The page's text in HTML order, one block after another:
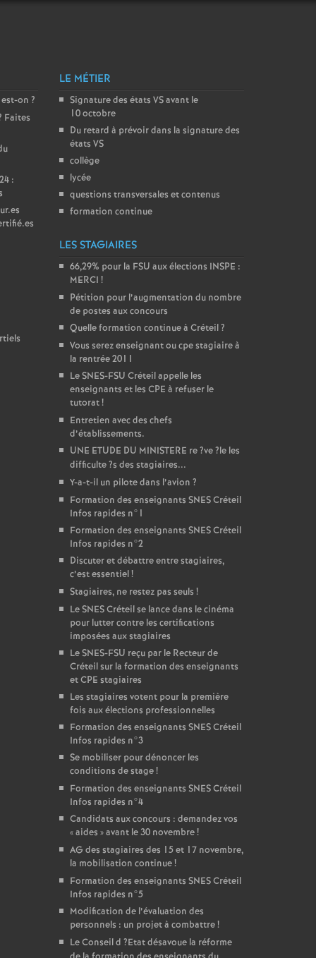
on ?
Faites
:
LE MÉTIER
Signature des états VSavant le
10 octobre
Du retard à prévoir dans la signature des
états VS
collège
lycée
questions transversales et contenus
formation continue
LES STAGIAIRES
66,29% pour la FSU aux élections INSPE :
MERCI !
Pétition pour l’augmentation du nombre
de postes aux concours
Quelle formation continue à Créteil?
Vous serez enseignant ou cpe stagiaire à
la rentrée 2011
LeSNES-FSU Créteil appelle les
enseignants et les CPE à refuser le
tutorat!
Entretien avec des chefs
d’établissements.
UNE ETUDE DU MINISTERE re?ve?le les
difficulte?s des stagiaires...
Y-a-t-il un pilote dans l’avion ?
Formation des enseignants SNESCréteil
Infos rapides n°1
Formation des enseignants SNESCréteil
Infos rapides n°2
Discuter et débattre entre stagiaires,
c’est essentiel!
Stagiaires, ne restez pas seuls !
LeSNESCréteil se lance dans le cinéma
pour lutter contre les certifications
imposées aux stagiaires
LeSNES-FSU reçu par le Recteur de
Créteil sur la formation des enseignants
etCPE stagiaires
Les stagiaires votent pour la première
fois aux élections professionnelles
Formation des enseignants SNESCréteil
Infos rapides n°3
Se mobiliser pour dénoncer les
conditions de stage!
Formation des enseignants SNESCréteil
Infos rapides n°4
Candidats aux concours : demandez vos
«aides » avant le 30 novembre!
AG des stagiaires des 15 et 17 novembre,
la mobilisation continue!
Formation des enseignants SNESCréteil
Infos rapides n°5
Modification de l’évaluation des
personnels : un projet à combattre!
Le Conseil d ?Etat désavoue la réforme